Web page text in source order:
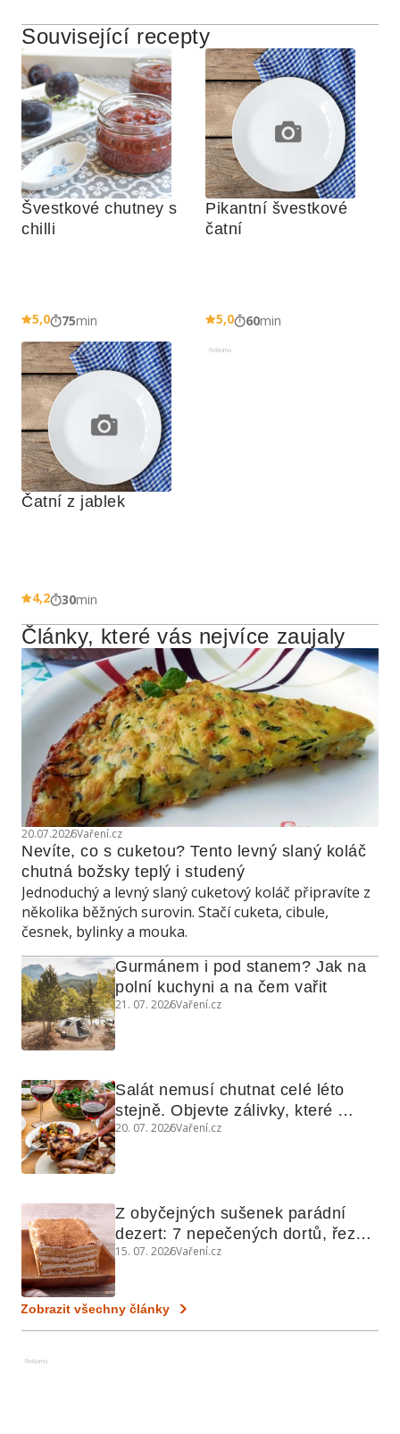
Související recepty
Švestkové chutney s
chilli
5,0 75min
Pikantní švestkové
čatní
5,0 60min
Čatní z jablek
4,2 30min
Reklama
Články, které vás nejvíce zaujaly
20.07.2026Vaření.cz
Nevíte, co s cuketou? Tento levný slaný koláč
chutná božsky teplý i studený
Jednoduchý a levný slaný cuketový koláč připravíte z
několika běžných surovin. Stačí cuketa, cibule,
česnek, bylinky a mouka.
Gurmánem i pod stanem? Jak na
polní kuchyni a na čem vařit
21. 07. 2026Vaření.cz
Salát nemusí chutnat celé léto
stejně. Objevte zálivky, které
využijete i na maso, nudle nebo
20. 07. 2026Vaření.cz
Z obyčejných sušenek parádní
dezert: 7 nepečených dortů, řezů
a koláčů
15. 07. 2026Vaření.cz
Zobrazit všechny články
Reklama